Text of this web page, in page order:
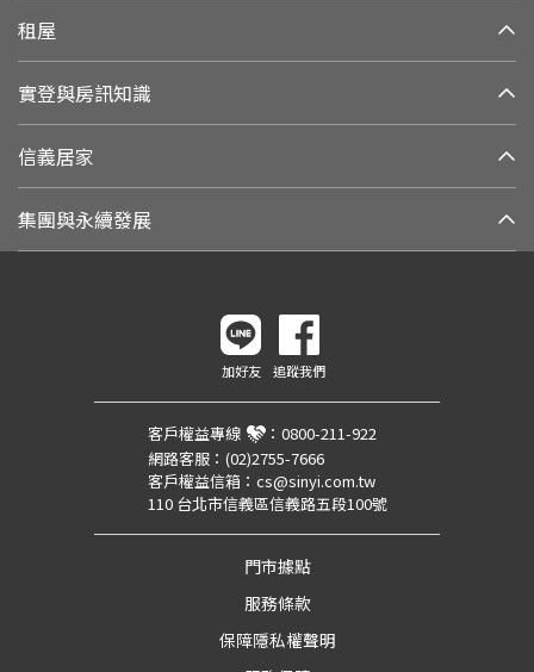
租屋
實登與房訊知識
信義居家
集團與永續發展
加好友 追蹤我們
客戶權益專線 ： 0800-211-922
網路客服： (02)2755-7666
客戶權益信箱： cs@sinyi.com.tw
110 台北市信義區信義路五段100號
門市據點
服務條款
保障隱私權聲明